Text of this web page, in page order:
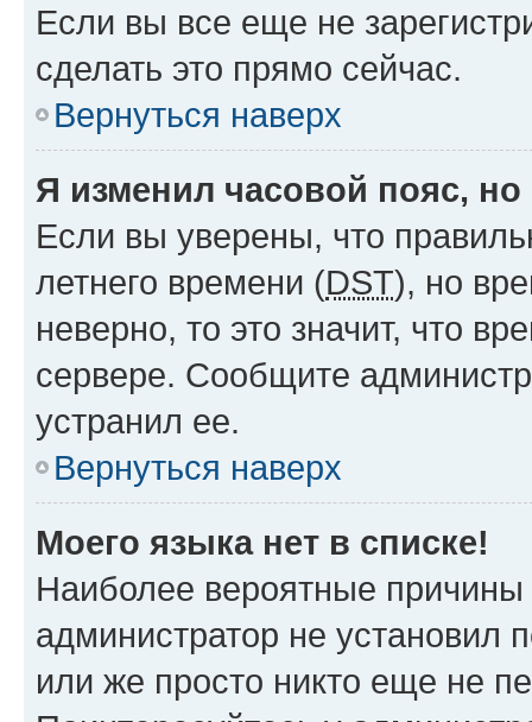
Если вы все еще не
сделать это прямо сейчас.
Вернуться наверх
Я изменил часовой пояс,
Если вы уверены, что
летнего времени (DST), но
неверно, то это значит, что
сервере. Сообщите
устранил ее.
Вернуться наверх
Моего языка нет в списке!
Наиболее вероятные причины
администратор не установил
или же просто никто еще не